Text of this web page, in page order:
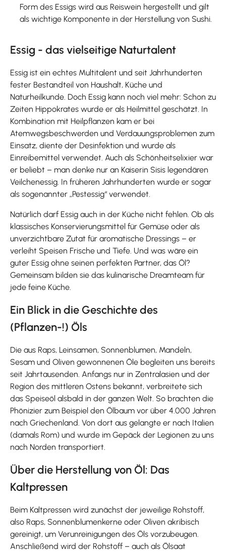
Form des Essigs wird aus Reiswein hergestellt und gilt
als wichtige Komponente in der Herstellung von Sushi.
Essig - das vielseitige Naturtalent
Essig ist ein echtes Multitalent und seit Jahrhunderten
fester Bestandteil von Haushalt, Küche und
Naturheilkunde. Doch Essig kann noch viel mehr: Schon zu
Zeiten Hippokrates wurde er als Heilmittel geschätzt. In
Kombination mit Heilpflanzen kam er bei
Atemwegsbeschwerden und Verdauungsproblemen zum
Einsatz, diente der Desinfektion und wurde als
Einreibemittel verwendet. Auch als Schönheitselixier war
er beliebt – man denke nur an Kaiserin Sisis legendären
Veilchenessig. In früheren Jahrhunderten wurde er sogar
als sogenannter „Pestessig“ verwendet.
Natürlich darf Essig auch in der Küche nicht fehlen. Ob als
klassisches Konservierungsmittel für Gemüse oder als
unverzichtbare Zutat für aromatische Dressings – er
verleiht Speisen Frische und Tiefe. Und was wäre ein
guter Essig ohne seinen perfekten Partner, das Öl?
Gemeinsam bilden sie das kulinarische Dreamteam für
jede feine Küche.
Ein Blick in die Geschichte des
(Pflanzen-!) Öls
Die aus Raps, Leinsamen, Sonnenblumen, Mandeln,
Sesam und Oliven gewonnenen Öle begleiten uns bereits
seit Jahrtausenden. Anfangs nur in Zentralasien und der
Region des mittleren Ostens bekannt, verbreitete sich
das Speiseöl alsbald in der ganzen Welt. So brachten die
Phönizier zum Beispiel den Ölbaum vor über 4.000 Jahren
nach Griechenland. Von dort aus gelangte er nach Italien
(damals Rom) und wurde im Gepäck der Legionen zu uns
nach Norden transportiert.
Über die Herstellung von Öl: Das
Kaltpressen
Beim Kaltpressen wird zunächst der jeweilige Rohstoff,
also Raps, Sonnenblumenkerne oder Oliven akribisch
gereinigt, um Verunreinigungen des Öls vorzubeugen.
Anschließend wird der Rohstoff – auch als Ölsaat